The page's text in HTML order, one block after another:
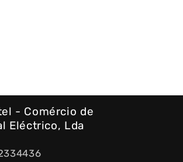
- Comércio de
Eléctrico, Lda